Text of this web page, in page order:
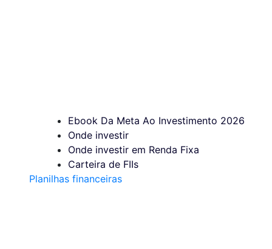
Ebook Da Meta Ao Investimento 2026
Onde investir
Onde investir em Renda Fixa
Carteira de FIIs
Planilhas financeiras